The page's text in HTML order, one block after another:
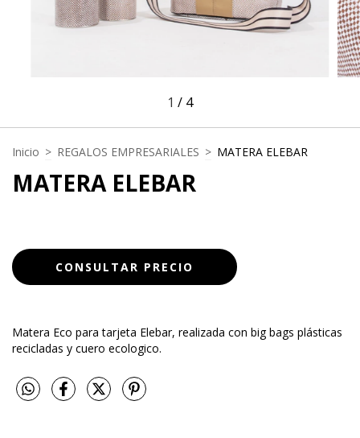
1 / 4
Inicio > REGALOS EMPRESARIALES > MATERA ELEBAR
MATERA ELEBAR
Matera Eco para tarjeta Elebar, realizada con big bags plásticas
recicladas y cuero ecologico.